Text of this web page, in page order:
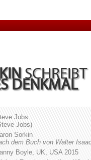
SCHREIBT
DENKMAL
Jobs
Jobs)
Sorkin
dem Buch von Walter
Boyle, UK, USA 2015